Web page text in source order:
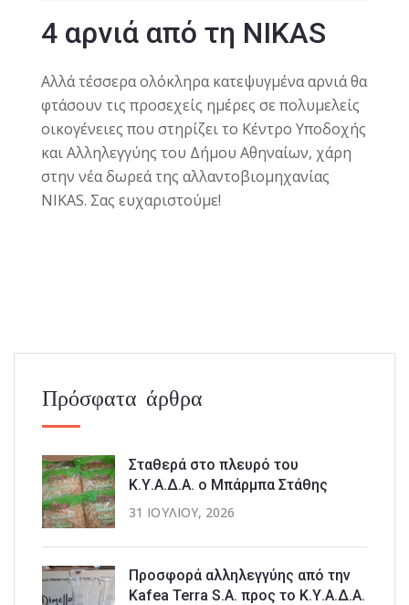
4 αρνιά από τη NIKAS
Αλλά τέσσερα ολόκληρα κατεψυγμένα αρνιά θα
φτάσουν τις προσεχείς ημέρες σε πολυμελείς
οικογένειες που στηρίζει το Κέντρο Υποδοχής
και Αλληλεγγύης του Δήμου Αθηναίων, χάρη
στην νέα δωρεά της αλλαντοβιομηχανίας
NIKAS. Σας ευχαριστούμε!
Πρόσφατα άρθρα
Σταθερά στο πλευρό του
Κ.Υ.Α.Δ.Α. ο Μπάρμπα Στάθης
31 ΙΟΥΛΊΟΥ, 2026
Προσφορά αλληλεγγύης από την
Kafea Terra S.A. προς το Κ.Υ.Α.Δ.Α.